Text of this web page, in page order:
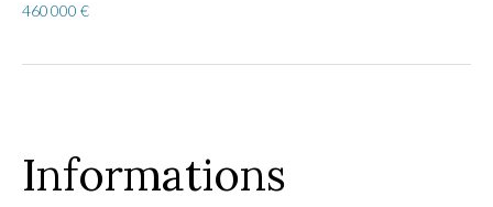
460 000 €
Informations